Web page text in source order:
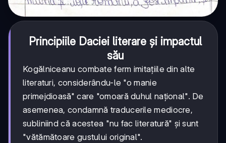
Principiile Daciei literare și impactul
său
Kogălniceanu combate ferm imitațiile din alte
literaturi, considerându-le "o manie
primejdioasă" care "omoară duhul național". De
asemenea, condamnă traducerile mediocre,
subliniind că acestea "nu fac literatură" și sunt
"vătămătoare gustului original".